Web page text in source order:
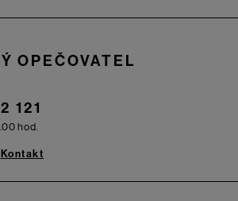
OPEČOVATEL
121
hod.
Kontakt